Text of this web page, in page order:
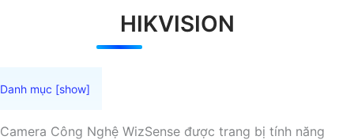
HIKVISION
Camera Công Nghệ WizSense được trang bị tính năng